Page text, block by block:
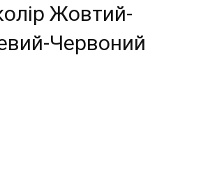
Жовтий-
Червоний